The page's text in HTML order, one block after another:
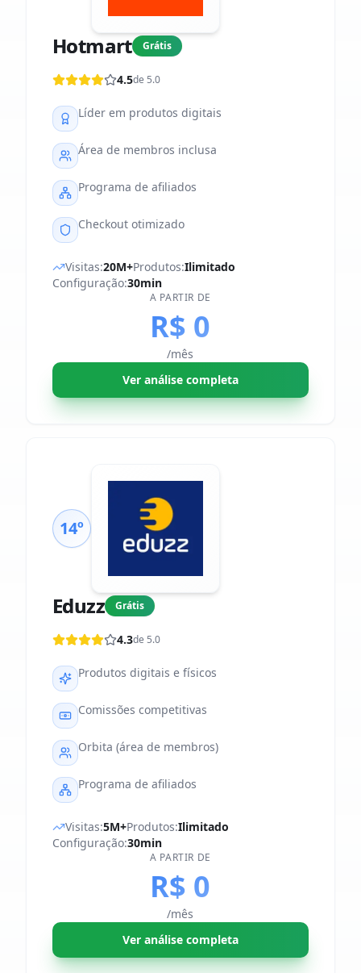
Hotmart Grátis
4.5de 5.0
Líder em produtos digitais
Área de membros inclusa
Programa de afiliados
Checkout otimizado
Visitas:20M+Produtos:Ilimitado
Configuração:30min
A PARTIR DE
R$ 0
/mês
Ver análise completa
14º
Eduzz Grátis
4.3de 5.0
Produtos digitais e físicos
Comissões competitivas
Orbita (área de membros)
Programa de afiliados
Visitas:5M+Produtos:Ilimitado
Configuração:30min
A PARTIR DE
R$ 0
/mês
Ver análise completa